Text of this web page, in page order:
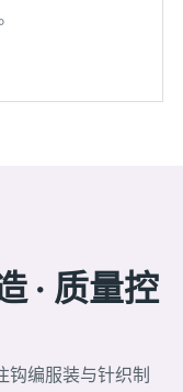
· 质量控
钩编服装与针织制